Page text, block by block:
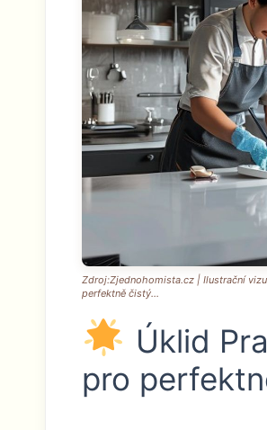
Zdroj:Zjednohomista.cz | Ilustrační
perfektně čistý...
Úklid
pro